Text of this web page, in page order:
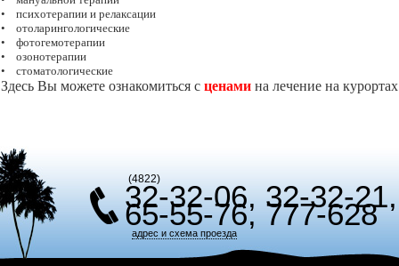
• психотерапии и релаксации
• отоларингологические
• фотогемотерапии
• озонотерапии
• стоматологические
Здесь Вы можете ознакомиться с ценами на лечение на курортах
(4822)
32-32-06, 32-32-21,
65-55-76, 777-628
адрес и схема проезда